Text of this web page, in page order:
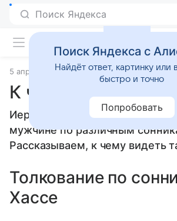
Поиск Яндекса
5 апреля 2010 Сонники
К чему снится
Иероглифы: толкование сна
мужчине по различным
Рассказываем, к чему видеть
Толкование по
Хассе
Поиск Яндекса с
Найдёт ответ, картинку или
быстро и точно
Попробовать